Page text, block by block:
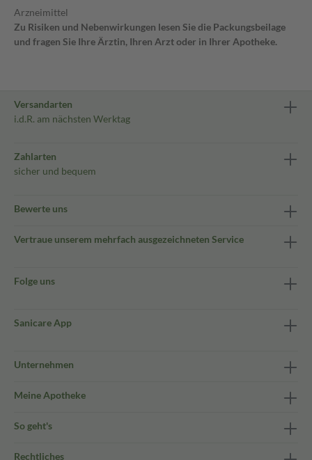
Arzneimittel
Zu Risiken und Nebenwirkungen lesen Sie die Packungsbeilage
und fragen Sie Ihre Ärztin, Ihren Arzt oder in Ihrer Apotheke.
Versandarten
i.d.R. am nächsten Werktag
Zahlarten
sicher und bequem
Bewerte uns
Vertraue unserem mehrfach ausgezeichneten Service
Folge uns
Sanicare App
Unternehmen
Meine Apotheke
So geht's
Rechtliches